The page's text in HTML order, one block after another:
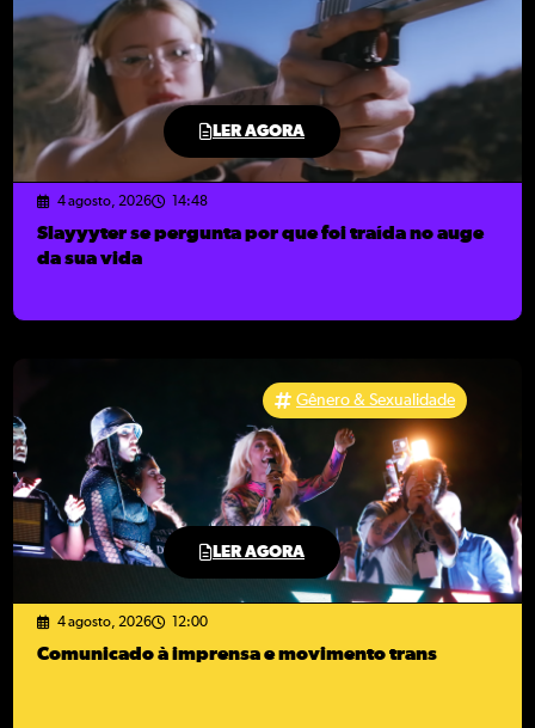
LER AGORA
4 agosto, 2026 14:48
Slayyyter se pergunta por que foi traída no auge
da sua vida
LER AGORA
Gênero & Sexualidade
4 agosto, 2026 12:00
Comunicado à imprensa e movimento trans